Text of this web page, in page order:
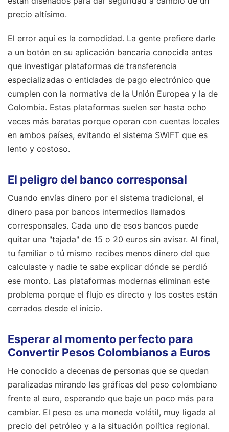
precio altísimo.
El error aquí es la comodidad. La gente prefiere darle
a un botón en su aplicación bancaria conocida antes
que investigar plataformas de transferencia
especializadas o entidades de pago electrónico que
cumplen con la normativa de la Unión Europea y la de
Colombia. Estas plataformas suelen ser hasta ocho
veces más baratas porque operan con cuentas locales
en ambos países, evitando el sistema SWIFT que es
lento y costoso.
El peligro del banco corresponsal
Cuando envías dinero por el sistema tradicional, el
dinero pasa por bancos intermedios llamados
corresponsales. Cada uno de esos bancos puede
quitar una "tajada" de 15 o 20 euros sin avisar. Al final,
tu familiar o tú mismo recibes menos dinero del que
calculaste y nadie te sabe explicar dónde se perdió
ese monto. Las plataformas modernas eliminan este
problema porque el flujo es directo y los costes están
cerrados desde el inicio.
Esperar al momento perfecto para
Convertir Pesos Colombianos a Euros
He conocido a decenas de personas que se quedan
paralizadas mirando las gráficas del peso colombiano
frente al euro, esperando que baje un poco más para
cambiar. El peso es una moneda volátil, muy ligada al
precio del petróleo y a la situación política regional.